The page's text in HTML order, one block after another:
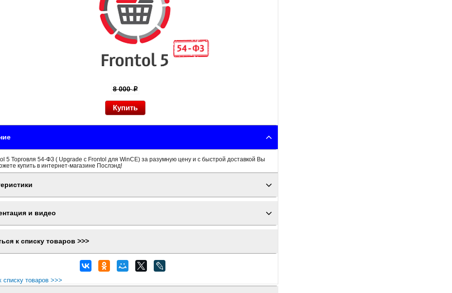
8 000p
5 Торговля 54-ФЗ ( Upgrade с Frontol для WinCE) за разумную цену и с быстрой доставкой Вы
купить в интернет-магазине Послэнд!
и видео
к списку товаров >>>
списку товаров >>>